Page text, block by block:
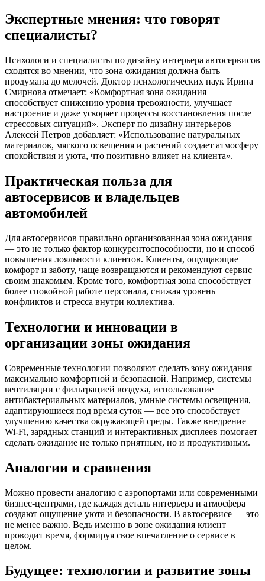
Экспертные мнения: что говорят
специалисты?
Психологи и специалисты по дизайну интерьера автосервисов
сходятся во мнении, что зона ожидания должна быть
продумана до мелочей. Доктор психологических наук Ирина
Смирнова отмечает: «Комфортная зона ожидания
способствует снижению уровня тревожности, улучшает
настроение и даже ускоряет процессы восстановления после
стрессовых ситуаций». Эксперт по дизайну интерьеров
Алексей Петров добавляет: «Использование натуральных
материалов, мягкого освещения и растений создает атмосферу
спокойствия и уюта, что позитивно влияет на клиента».
Практическая польза для
автосервисов и владельцев
автомобилей
Для автосервисов правильно организованная зона ожидания
— это не только фактор конкурентоспособности, но и способ
повышения лояльности клиентов. Клиенты, ощущающие
комфорт и заботу, чаще возвращаются и рекомендуют сервис
своим знакомым. Кроме того, комфортная зона способствует
более спокойной работе персонала, снижая уровень
конфликтов и стресса внутри коллектива.
Технологии и инновации в
организации зоны ожидания
Современные технологии позволяют сделать зону ожидания
максимально комфортной и безопасной. Например, системы
вентиляции с фильтрацией воздуха, использование
антибактериальных материалов, умные системы освещения,
адаптирующиеся под время суток — все это способствует
улучшению качества окружающей среды. Также внедрение
Wi-Fi, зарядных станций и интерактивных дисплеев помогает
сделать ожидание не только приятным, но и продуктивным.
Аналогии и сравнения
Можно провести аналогию с аэропортами или современными
бизнес-центрами, где каждая деталь интерьера и атмосфера
создают ощущение уюта и безопасности. В автосервисе — это
не менее важно. Ведь именно в зоне ожидания клиент
проводит время, формируя свое впечатление о сервисе в
целом.
Будущее: технологии и развитие зоны